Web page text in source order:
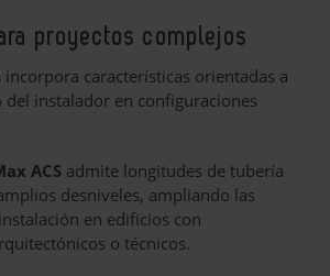
proyectos complejos
características orientadas a
instalador en configuraciones
ACS admite longitudes de tubería
desniveles, ampliando las
en edificios con
o técnicos.